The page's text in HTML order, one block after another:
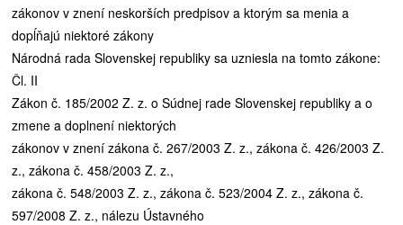
zákonov v znení neskorších predpisov a ktorým sa menia a
dopĺňajú niektoré zákony
Národná rada Slovenskej republiky sa uzniesla na tomto zákone:
Čl. II
Zákon č. 185/2002 Z. z. o Súdnej rade Slovenskej republiky a o
zmene a doplnení niektorých
zákonov v znení zákona č. 267/2003 Z. z., zákona č. 426/2003 Z.
z., zákona č. 458/2003 Z. z.,
zákona č. 548/2003 Z. z., zákona č. 523/2004 Z. z., zákona č.
597/2008 Z. z., nálezu Ústavného